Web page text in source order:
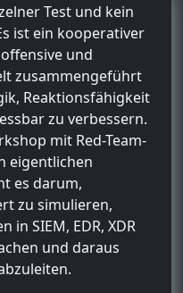
Test und kein
ist ein kooperativer
und
zusammengeführt
Reaktionsfähigkeit
zu verbessern.
mit Red-Team-
eigentlichen
es darum,
zu simulieren,
in SIEM, EDR, XDR
und daraus